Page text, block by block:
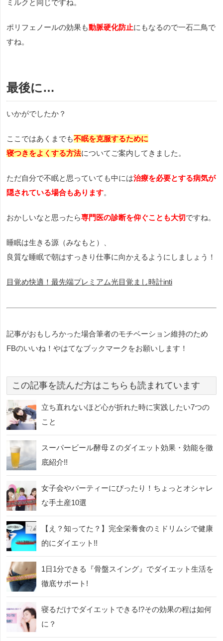
ミルクと同じですね。
ポリフェノールの効果も動脈硬化防止にもなるので一石二鳥で
すね。
最後に…
いかがでしたか？
ここではあくまでも不眠を克服するために
寝つきをよくする方法についてご案内してきました。
ただ自分で不眠と思っていても中には治療を必要とする病気が
隠されている場合もあります。
おかしいなと思ったら専門医の診断を仰ぐことも大切ですね。
睡眠は生きる源（みなもと）、
良質な睡眠で朝はすっきり仕事に向かえるようにしましょう！
目覚め快適！最先端プレミアム光目覚まし時計inti
記事がおもしろかった場合筆者のモチベーション維持のため
FBのいいね！やはてなブックマークをお願いします！
この記事を読んだ方はこちらも読まれています
立ち直れないほど心が折れた時に実践したい7つの
こと
スーパービール酵母Ｚのダイエット効果・効能を徹
底紹介!!
女子会やパーティーにぴったり！ちょっとオシャレ
な手土産10選
【え？知ってた？】完全栄養食のミドリムシで健康
的にダイエット!!
1日1分できる『骨盤スイング』でダイエット生活を
徹底サポート!
寝るだけでダイエットできる!?その効果の程は如何
に？